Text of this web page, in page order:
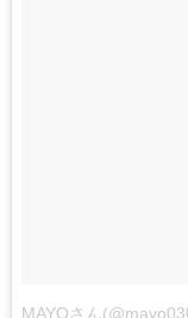
MAYOさん